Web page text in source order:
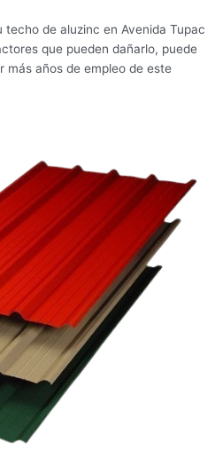
techo de aluzinc en Avenida Tupac
que pueden dañarlo, puede
más años de empleo de este